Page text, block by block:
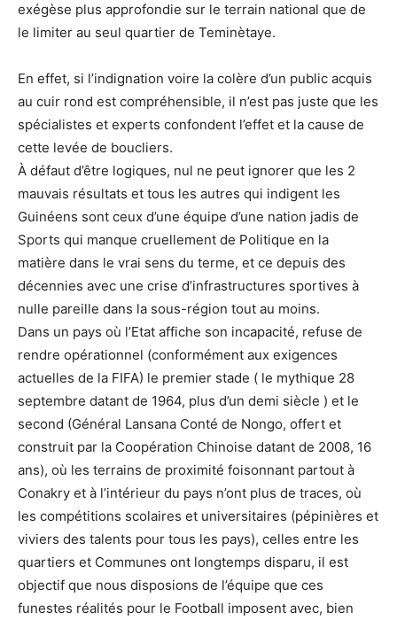
exégèse plus approfondie sur le terrain national que de
le limiter au seul quartier de Teminètaye.
En effet, si l’indignation voire la colère d’un public acquis
au cuir rond est compréhensible, il n’est pas juste que les
spécialistes et experts confondent l’effet et la cause de
cette levée de boucliers.
À défaut d’être logiques, nul ne peut ignorer que les 2
mauvais résultats et tous les autres qui indigent les
Guinéens sont ceux d’une équipe d’une nation jadis de
Sports qui manque cruellement de Politique en la
matière dans le vrai sens du terme, et ce depuis des
décennies avec une crise d’infrastructures sportives à
nulle pareille dans la sous-région tout au moins.
Dans un pays où l’Etat affiche son incapacité, refuse de
rendre opérationnel (conformément aux exigences
actuelles de la FIFA) le premier stade ( le mythique 28
septembre datant de 1964, plus d’un demi siècle ) et le
second (Général Lansana Conté de Nongo, offert et
construit par la Coopération Chinoise datant de 2008, 16
ans), où les terrains de proximité foisonnant partout à
Conakry et à l’intérieur du pays n’ont plus de traces, où
les compétitions scolaires et universitaires (pépinières et
viviers des talents pour tous les pays), celles entre les
quartiers et Communes ont longtemps disparu, il est
objectif que nous disposions de l’équipe que ces
funestes réalités pour le Football imposent avec, bien